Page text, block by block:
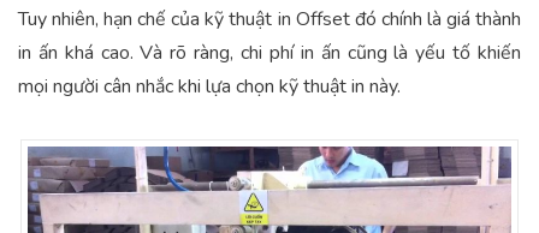
Tuy nhiên, hạn chế của kỹ thuật in Offset đó chính là giá thành
in ấn khá cao. Và rõ ràng, chi phí in ấn cũng là yếu tố khiến
mọi người cân nhắc khi lựa chọn kỹ thuật in này.